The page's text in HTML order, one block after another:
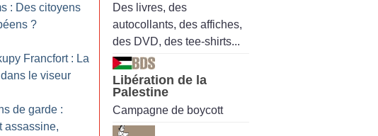
: Des citoyens
?
Francfort : La
le viseur
de garde :
assassine,
Des livres, des
autocollants, des affiches,
des DVD, des tee-shirts...
Libération de la
Palestine
Campagne de boycott